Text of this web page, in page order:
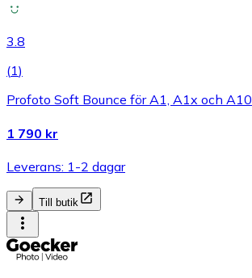
3.8
(1)
Profoto Soft Bounce för A1, A1x och A10
1 790 kr
Leverans: 1-2 dagar
Till butik